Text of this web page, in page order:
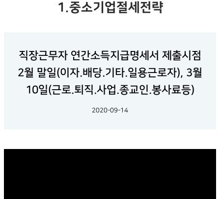
1.중소기업절세전략
직장근무자 연간소득지급명세서 제출시점
2월 말일(이자.배당.기타.일용근로자), 3월
10일(근로.퇴직.사업.종교인.봉사료등)
2020-09-14